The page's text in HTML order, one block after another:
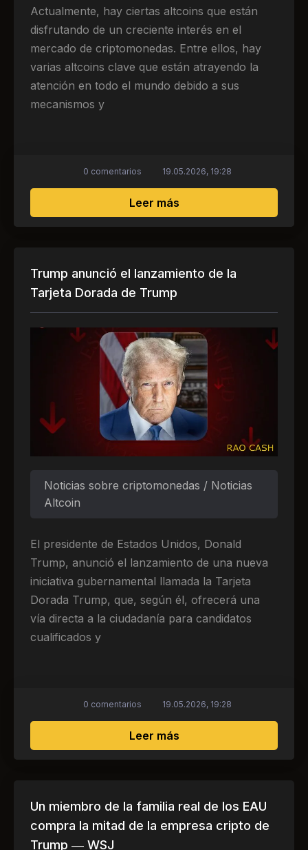
Actualmente, hay ciertas altcoins que están
disfrutando de un creciente interés en el
mercado de criptomonedas. Entre ellos, hay
varias altcoins clave que están atrayendo la
atención en todo el mundo debido a sus
mecanismos y
Leer mássobre Qué altcoins
0 comentarios 19.05.2026, 19:28
Trump anunció el lanzamiento de la
Tarjeta Dorada de Trump
Noticias sobre criptomonedas / Noticias
Altcoin
El presidente de Estados Unidos, Donald
Trump, anunció el lanzamiento de una nueva
iniciativa gubernamental llamada la Tarjeta
Dorada Trump, que, según él, ofrecerá una
vía directa a la ciudadanía para candidatos
cualificados y
Leer mássobre Trump anunció
0 comentarios 19.05.2026, 19:28
Un miembro de la familia real de los EAU
compra la mitad de la empresa cripto de
Trump — WSJ